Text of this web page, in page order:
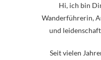
Hi, ich bin
Wanderführerin,
und
Seit vielen